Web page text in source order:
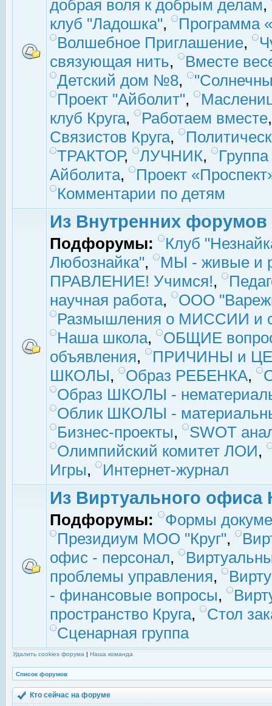
добрая воля к добрым делам,
клуб "Ладошка",
Программа
Волшебное Приглашение,
связующая нить,
Вместе
Детский дом №8,
Проект "Айболит",
клуб Круга, Работаем вместе
Связистов Круга,
ТРАКТОР, ЛУЧНИК,
Айболита,
Проект
Комментарии по детям
Из Внутренних форумов
Подфорумы:
Клуб
Любознайка",
МЫ - живые и
ПРАВЛЕНИЕ! Учимся!,
научная работа,
ООО
Размышления о МИССИИ и
Наша школа,
ОБЩИЕ
объявления,
ПРИЧИНЫ и
ШКОЛЫ, Образ РЕБЕНКА,
Образ ШКОЛЫ -
Облик ШКОЛЫ -
Бизнес-проекты,
SWOT
Олимпийский комитет ЛОИ,
Игры, Интернет-журнал
Из Виртуального офиса
Подфорумы:
Формы
Президиум МОО "Круг",
офис - персонал,
проблемы управления,
- финансовые вопросы,
пространство Круга,
Стол
Сценарная группа
Удалить cookies форума | Наша команда
Список форумов
Кто сейчас на форуме